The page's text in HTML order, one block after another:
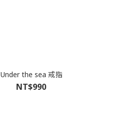
Under the sea 戒指
NT$990